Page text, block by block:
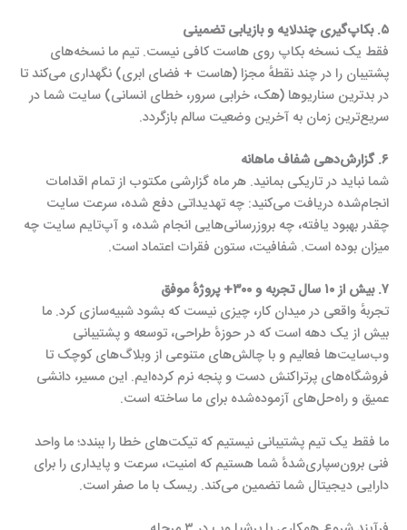
۵. بکاپ‌گیری چندلایه و بازیابی تضمینی
فقط یک نسخه بکاپ روی هاست کافی نیست. تیم ما نسخه‌های
پشتیبان را در چند نقطهٔ مجزا (هاست + فضای ابری) نگهداری می‌کند تا
در بدترین سناریوها (هک، خرابی سرور، خطای انسانی) سایت شما در
سریع‌ترین زمان به آخرین وضعیت سالم بازگردد.
۶. گزارش‌دهی شفاف ماهانه
شما نباید در تاریکی بمانید. هر ماه گزارشی مکتوب از تمام اقدامات
انجام‌شده دریافت می‌کنید: چه تهدیداتی دفع شده، سرعت سایت
چقدر بهبود یافته، چه بروزرسانی‌هایی انجام شده، و آپ‌تایم سایت چه
میزان بوده است. شفافیت، ستون فقرات اعتماد است.
۷. بیش از ۱۰ سال تجربه و ۳۰۰+ پروژهٔ موفق
تجربهٔ واقعی در میدان کار، چیزی نیست که بشود شبیه‌سازی کرد. ما
بیش از یک دهه است که در حوزهٔ طراحی، توسعه و پشتیبانی
وب‌سایت‌ها فعالیم و با چالش‌های متنوعی از وبلاگ‌های کوچک تا
فروشگاه‌های پرتراکنش دست و پنجه نرم کرده‌ایم. این مسیر، دانشی
عمیق و راه‌حل‌های آزموده‌شده برای ما ساخته است.
ما فقط یک تیم پشتیبانی نیستیم که تیکت‌های خطا را ببندد؛ ما واحد
فنی برون‌سپاری‌شدهٔ شما هستیم که امنیت، سرعت و پایداری را برای
دارایی دیجیتال شما تضمین می‌کند. ریسک با ما صفر است.